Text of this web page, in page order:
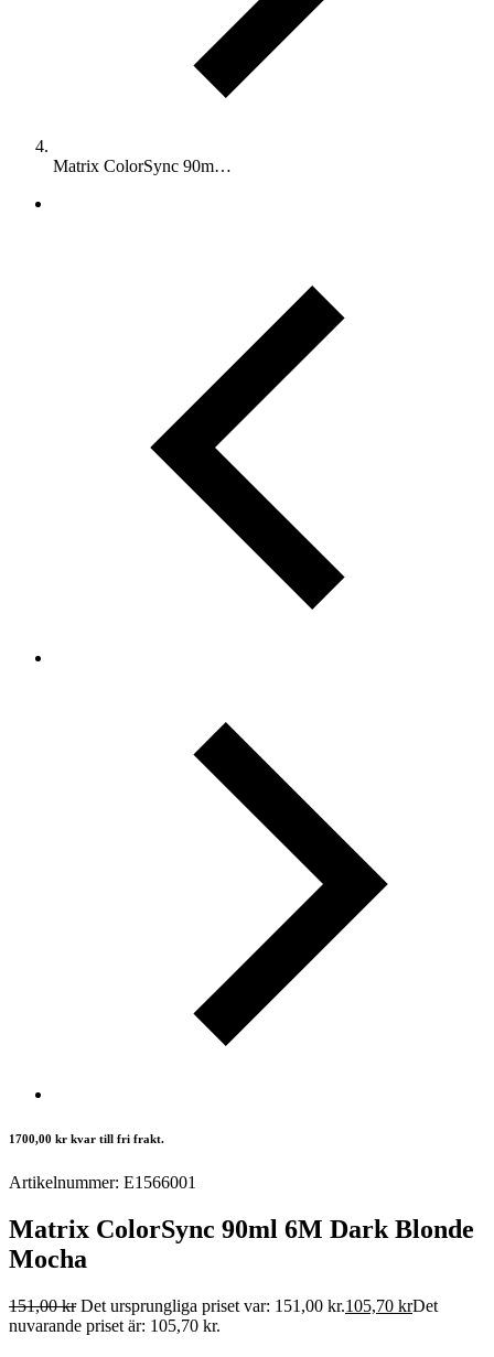
Matrix ColorSync 90m…
1700,00 kr kvar till fri frakt.
Artikelnummer: E1566001
Matrix ColorSync 90ml 6M Dark Blonde
Mocha
151,00kr Det ursprungliga priset var: 151,00 kr.105,70 krDet
nuvarande priset är: 105,70 kr.